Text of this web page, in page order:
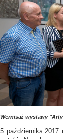
Wernisaż wystawy
5 października 2017